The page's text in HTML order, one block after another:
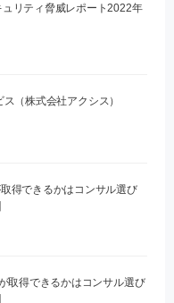
リティ脅威レポート2022年
（株式会社アクシス）
得できるかはコンサル選び
取得できるかはコンサル選び